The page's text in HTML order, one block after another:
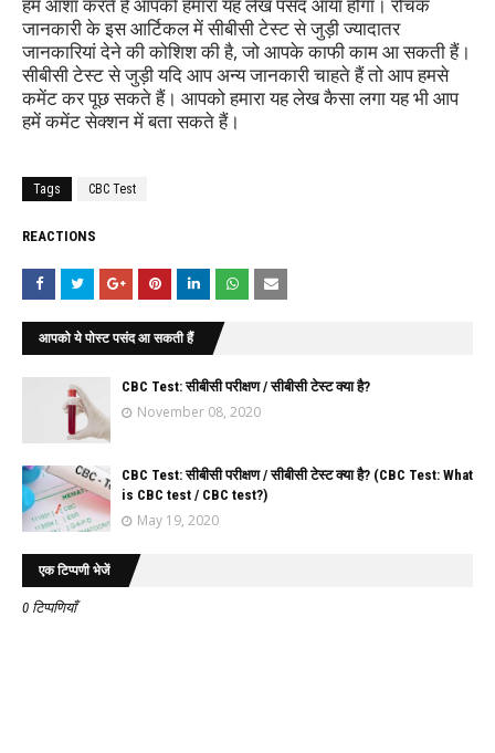
जानकारी के इस आर्टिकल में सीबीसी टेस्ट से जुड़ी ज्यादातर
जानकारियां देने की कोशिश की है, जो आपके काफी काम आ सकती हैं।
सीबीसी टेस्ट से जुड़ी यदि आप अन्य जानकारी चाहते हैं तो आप हमसे
कमेंट कर पूछ सकते हैं। आपको हमारा यह लेख कैसा लगा यह भी आप
हमें कमेंट सेक्शन में बता सकते हैं।
Tags CBC Test
REACTIONS
आपको ये पोस्ट पसंद आ सकती हैं
CBC Test: सीबीसी परीक्षण / सीबीसी टेस्ट क्या है?
November 08, 2020
CBC Test: सीबीसी परीक्षण / सीबीसी टेस्ट क्या है? (CBC Test: What
is CBC test / CBC test?)
May 19, 2020
एक टिप्पणी भेजें
0 टिप्पणियाँ